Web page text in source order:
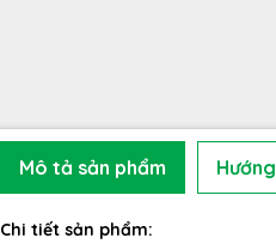
Mô tả sản phẩm
Chi tiết sản phẩm: